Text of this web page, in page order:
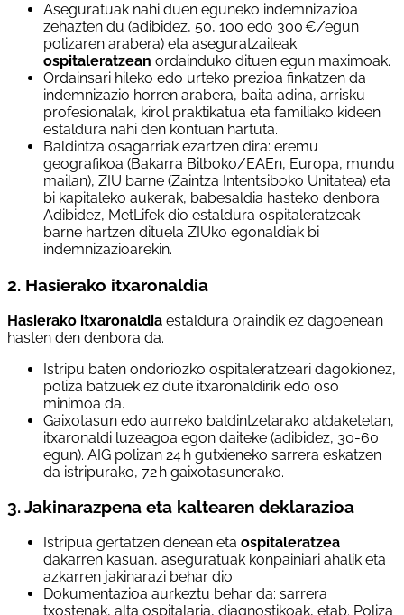
Aseguratuak nahi duen eguneko indemnizazioa
zehazten du (adibidez, 50, 100 edo 300 €/egun
polizaren arabera) eta aseguratzaileak
ospitaleratzean ordainduko dituen egun maximoak.
Ordainsari hileko edo urteko prezioa finkatzen da
indemnizazio horren arabera, baita adina, arrisku
profesionalak, kirol praktikatua eta familiako kideen
estaldura nahi den kontuan hartuta.
Baldintza osagarriak ezartzen dira: eremu
geografikoa (Bakarra Bilboko/EAEn, Europa, mundu
mailan), ZIU barne (Zaintza Intentsiboko Unitatea) eta
bi kapitaleko aukerak, babesaldia hasteko denbora.
Adibidez, MetLifek dio estaldura ospitaleratzeak
barne hartzen dituela ZIUko egonaldiak bi
indemnizazioarekin.
2. Hasierako itxaronaldia
Hasierako itxaronaldia estaldura oraindik ez dagoenean
hasten den denbora da.
Istripu baten ondoriozko ospitaleratzeari dagokionez,
poliza batzuek ez dute itxaronaldirik edo oso
minimoa da.
Gaixotasun edo aurreko baldintzetarako aldaketetan,
itxaronaldi luzeagoa egon daiteke (adibidez, 30-60
egun). AIG polizan 24 h gutxieneko sarrera eskatzen
da istripurako, 72 h gaixotasunerako.
3. Jakinarazpena eta kaltearen deklarazioa
Istripua gertatzen denean eta ospitaleratzea
dakarren kasuan, aseguratuak konpainiari ahalik eta
azkarren jakinarazi behar dio.
Dokumentazioa aurkeztu behar da: sarrera
txostenak, alta ospitalaria, diagnostikoak, etab. Poliza